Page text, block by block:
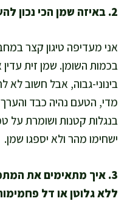
2. באיזה שמן הכי נכון להשתמש אם בכל זאת מטגנים?
אני מעדיפה טיגון קצר
בכמות השומן. שמן זית
בינוני-גבוה, אבל חשוב
מדי, הטעם נהיה כבד והערך
בנגלות קטנות ושומרת על
ישחימו מהר ולא יספגו שמן.
3. איך מתאימים את
ללא גלוטן או דל